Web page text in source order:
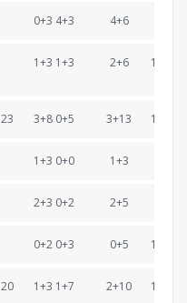
0+3 4+3 4+6
1+3 1+3 2+6
23 3+8 0+5 3+13
1+3 0+0 1+3
2+3 0+2 2+5
0+2 0+3 0+5
20 1+3 1+7 2+10